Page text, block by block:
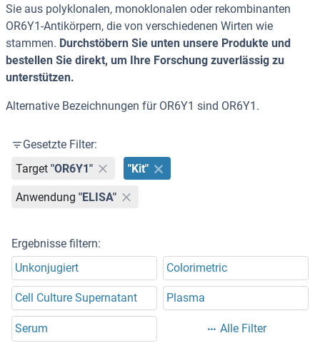
Sie aus polyklonalen, monoklonalen oder rekombinanten
OR6Y1-Antikörpern, die von verschiedenen Wirten wie
stammen. Durchstöbern Sie unten unsere Produkte und
bestellen Sie direkt, um Ihre Forschung zuverlässig zu
unterstützen.
Alternative Bezeichnungen für OR6Y1 sind OR6Y1.
Gesetzte Filter:
Target "OR6Y1" "Kit"
Anwendung "ELISA"
Ergebnisse filtern:
Unkonjugiert
Colorimetric
Cell Culture Supernatant Plasma
Serum Alle Filter